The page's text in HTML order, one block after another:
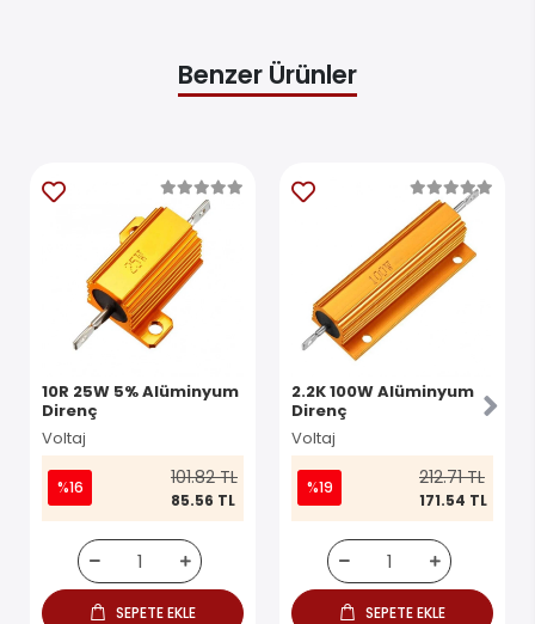
Benzer Ürünler
10R 25W 5% Alüminyum
Direnç
Voltaj
%16 101.82 TL
85.56 TL
SEPETE EKLE
2.2K 100W Alüminyum
Direnç
Voltaj
%19 212.71 TL
171.54 TL
SEPETE EKLE